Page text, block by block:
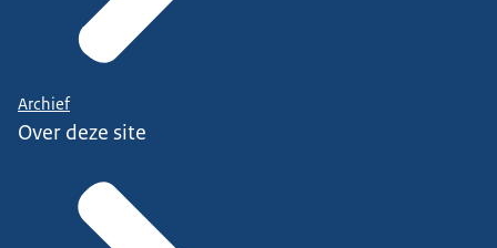
Archief
Over deze site